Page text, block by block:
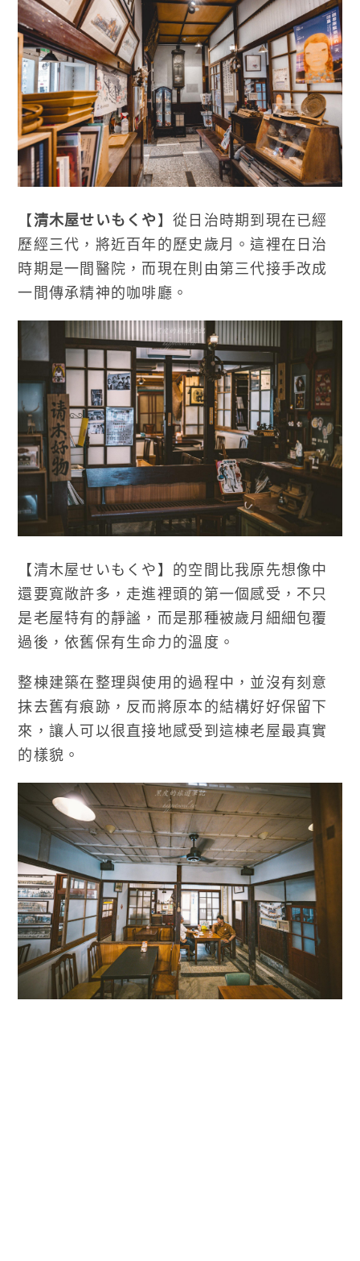
【清木屋せいもくや】從日治時期到現在已經
歷經三代，將近百年的歷史歲月。這裡在日治
時期是一間醫院，而現在則由第三代接手改成
一間傳承精神的咖啡廳。
【清木屋せいもくや】的空間比我原先想像中
還要寬敞許多，走進裡頭的第一個感受，不只
是老屋特有的靜謐，而是那種被歲月細細包覆
過後，依舊保有生命力的溫度。
整棟建築在整理與使用的過程中，並沒有刻意
抹去舊有痕跡，反而將原本的結構好好保留下
來，讓人可以很直接地感受到這棟老屋最真實
的樣貌。